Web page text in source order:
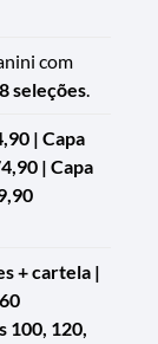
com
seleções.
| Capa
| Capa
+ cartela |
100, 120,